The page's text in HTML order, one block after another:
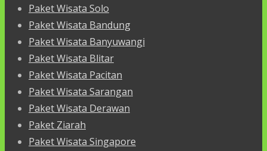
Paket Wisata Solo
Paket Wisata Bandung
Paket Wisata Banyuwangi
Paket Wisata Blitar
Paket Wisata Pacitan
Paket Wisata Sarangan
Paket Wisata Derawan
Paket Ziarah
Paket Wisata Singapore